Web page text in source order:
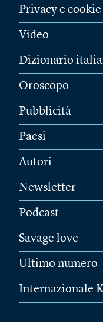
Privacy e cookie
Video
Dizionario
Oroscopo
Pubblicità
Paesi
Autori
Newsletter
Podcast
Savage love
Ultimo numero
Internazionale